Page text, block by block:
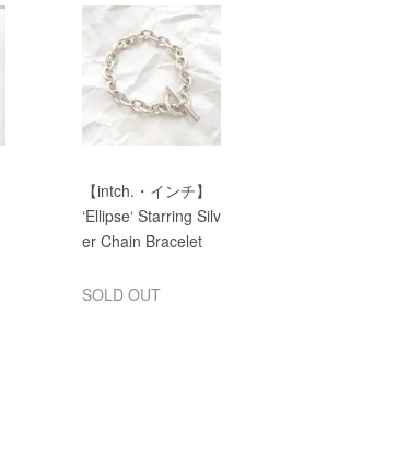
【intch.・インチ】
‘Ellipse‘ Starring Silv
er Chain Bracelet
SOLD OUT